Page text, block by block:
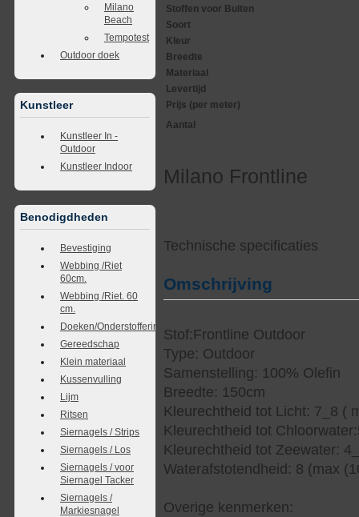
Milano
Beach
Tempotest
Outdoor doek
Kunstleer
Kunstleer In -
Outdoor
Kunstleer Indoor
Benodigdheden
Bevestiging
Webbing /Riet
60cm.
Webbing /Riet. 60
cm.
Doeken/Onderstoffering
Gereedschap
Klein materiaal
Kussenvulling
Lijm
Ritsen
Siernagels / Strips
Siernagels / Los
Siernagels / voor
Siernagel Tacker
Siernagels /
Markiesnagel
Stoffen voor Buiten
Soort
Kleur
Breedte
Materiaal
Levertijd
Prijs (per meter)
Aantal
Milano Frontline
Technische specificaties
Omschrijving
Stof:Frontline Outdoor
Type: Outdoor
Samenstelling: 100% Olefin
Breedte: 150cm
Kleurechtheid tot Licht: 7_8 (
Kleurechtheid tot
Kleurechtheid tot Zeewater:
Waterafstotendheid: 8 (max
Overige kenmerken: